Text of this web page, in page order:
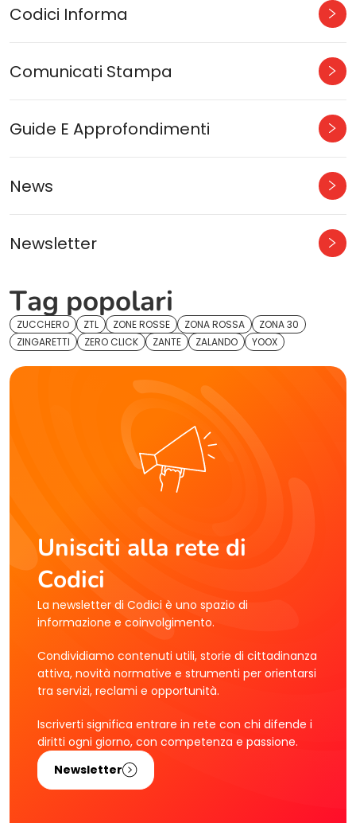
Codici Informa
Comunicati Stampa
Guide E Approfondimenti
News
Newsletter
Tag popolari
ZUCCHERO ZTL ZONE ROSSE ZONA ROSSA
ZONA 30
ZINGARETTI
ZERO CLICK ZANTE ZALANDO YOOX
Unisciti alla rete di
Codici
La newsletter di Codici è uno spazio di
informazione e coinvolgimento.
Condividiamo contenuti utili, storie di cittadinanza
attiva, novità normative e strumenti per orientarsi
tra servizi, reclami e opportunità.
Iscriverti significa entrare in rete con chi difende i
diritti ogni giorno, con competenza e passione.
Newsletter